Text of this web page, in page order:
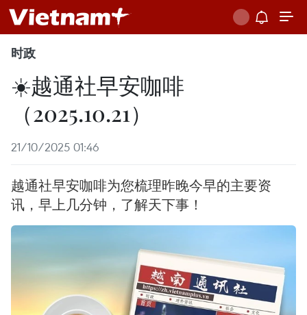
时政
☀️越通社早安咖啡
（2025.10.21）
21/10/2025 01:46
越通社早安咖啡为您梳理昨晚今早的主要资
讯，早上几分钟，了解天下事！